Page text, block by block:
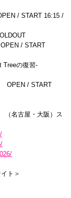
/ START 16:15 /
/ START
Treeの復習-
OPEN / START
（名古屋・大阪）ス
イト＞